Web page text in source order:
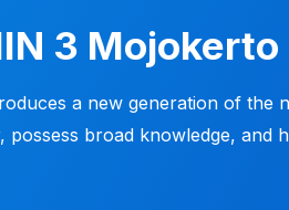
3 Mojokerto
a new generation of the
broad knowledge, and